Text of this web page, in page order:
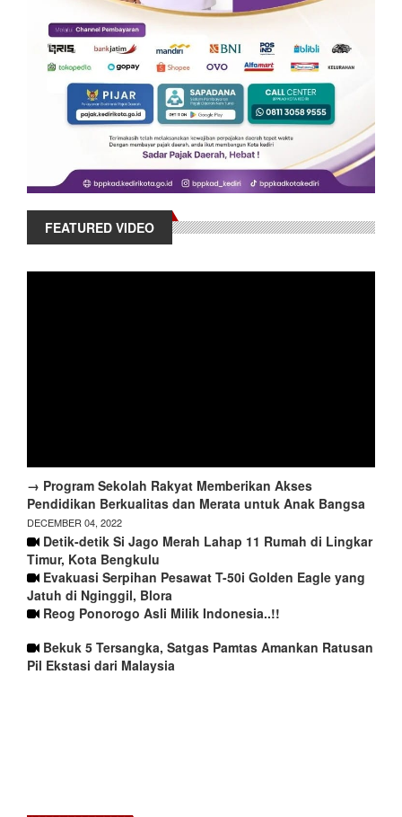
FEATURED VIDEO
→ Program Sekolah Rakyat Memberikan Akses
Pendidikan Berkualitas dan Merata untuk Anak Bangsa
DECEMBER 04, 2022
Detik-detik Si Jago Merah Lahap 11 Rumah di Lingkar
Timur, Kota Bengkulu
Evakuasi Serpihan Pesawat T-50i Golden Eagle yang
Jatuh di Nginggil, Blora
Reog Ponorogo Asli Milik Indonesia..!!
Bekuk 5 Tersangka, Satgas Pamtas Amankan Ratusan
Pil Ekstasi dari Malaysia